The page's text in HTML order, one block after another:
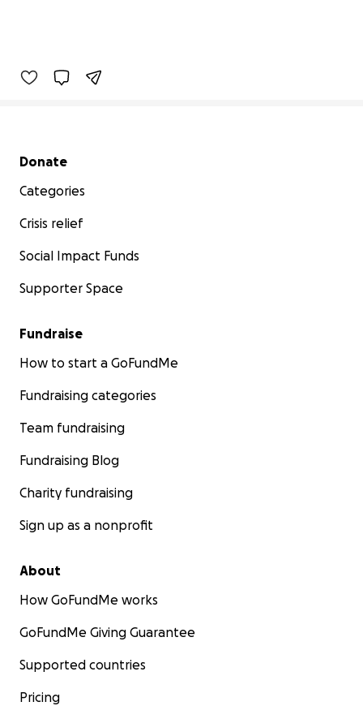
Secondary menu
Donate
Categories
Crisis relief
Social Impact Funds
Supporter Space
Fundraise
How to start a GoFundMe
Fundraising categories
Team fundraising
Fundraising Blog
Charity fundraising
Sign up as a nonprofit
About
How GoFundMe works
GoFundMe Giving Guarantee
Supported countries
Pricing